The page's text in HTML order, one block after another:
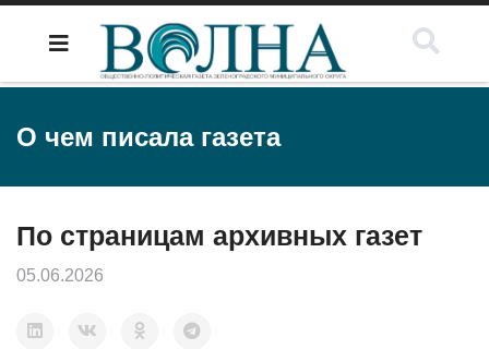
О чем писала газета
По страницам архивных газет
05.06.2026